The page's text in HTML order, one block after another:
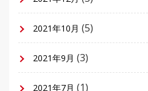
2021年10月 (5)
2021年9月 (3)
2021年7月 (1)